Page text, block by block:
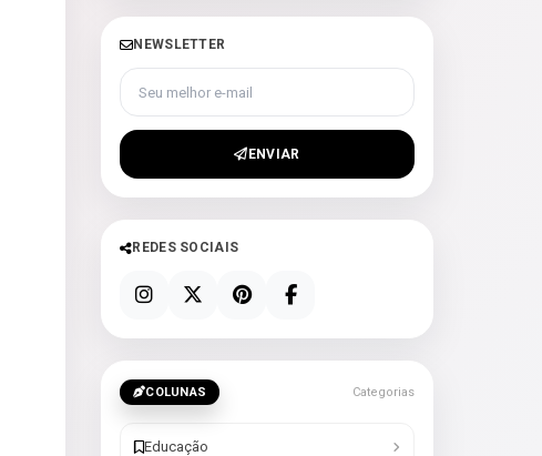
NEWSLETTER
Seu melhor e-mail
ENVIAR
REDES SOCIAIS
COLUNAS Categorias
Educação